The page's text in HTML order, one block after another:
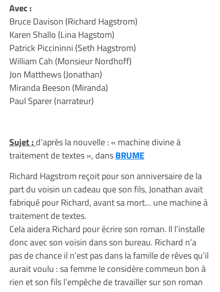
Avec :
Bruce Davison (Richard Hagstrom)
Karen Shallo (Lina Hagstom)
Patrick Piccininni (Seth Hagstrom)
William Cah (Monsieur Nordhoff)
Jon Matthews (Jonathan)
Miranda Beeson (Miranda)
Paul Sparer (narrateur)
Sujet : d’après la nouvelle : « machine divine à
traitement de textes », dansBRUME
Richard Hagstrom reçoit pour son anniversaire de la
part du voisin un cadeau que son fils, Jonathan avait
fabriqué pour Richard, avant sa mort… une machine à
traitement de textes.
Cela aidera Richard pour écrire son roman. Il l’installe
donc avec son voisin dans son bureau. Richard n’a
pas de chance il n’est pas dans la famille de rêves qu’il
aurait voulu : sa femme le considère commeun bon à
rien et son fils l’empêche de travailler sur son roman